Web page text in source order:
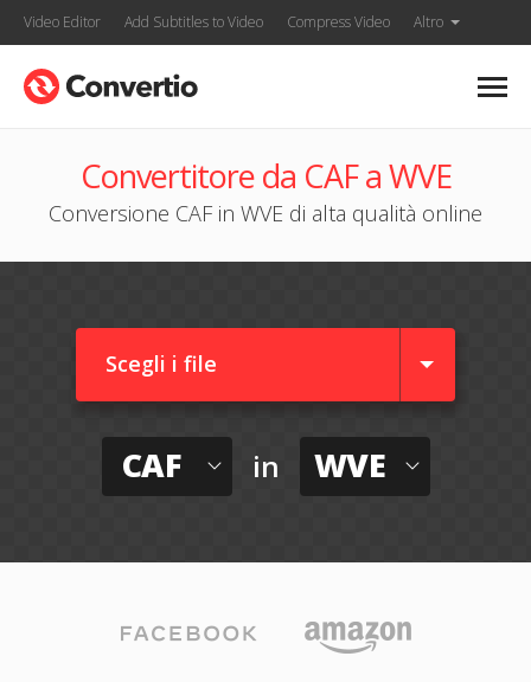
Video Editor Add Subtitles to Video Compress Video Altro
Convertitore da CAF a WVE
Conversione CAF in WVE di alta qualità online
Scegli i file
CAF in WVE